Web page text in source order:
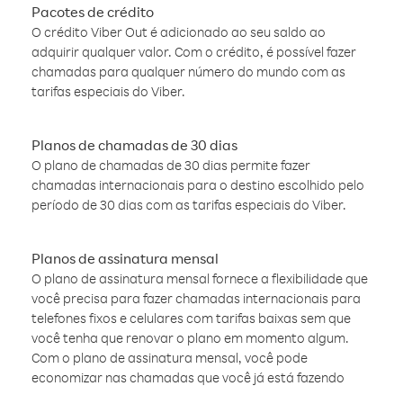
Pacotes de crédito
O crédito Viber Out é adicionado ao seu saldo ao
adquirir qualquer valor. Com o crédito, é possível fazer
chamadas para qualquer número do mundo com as
tarifas especiais do Viber.
Planos de chamadas de 30 dias
O plano de chamadas de 30 dias permite fazer
chamadas internacionais para o destino escolhido pelo
período de 30 dias com as tarifas especiais do Viber.
Planos de assinatura mensal
O plano de assinatura mensal fornece a flexibilidade que
você precisa para fazer chamadas internacionais para
telefones fixos e celulares com tarifas baixas sem que
você tenha que renovar o plano em momento algum.
Com o plano de assinatura mensal, você pode
economizar nas chamadas que você já está fazendo